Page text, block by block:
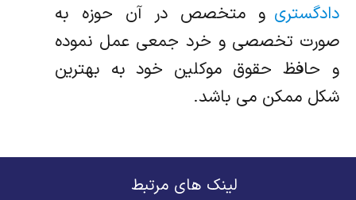
دادگستری و متخصص در آن حوزه به
صورت تخصصی و خرد جمعی عمل نموده
و حافظ حقوق موکلین خود به بهترین
شکل ممکن می باشد.
لینک های مرتبط